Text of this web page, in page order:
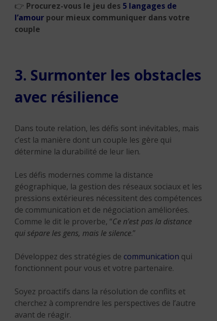
👉 Procurez-vous le jeu des 5 langages de
l’amour pour mieux communiquer dans votre
couple
3. Surmonter les obstacles
avec résilience
Dans toute relation, les défis sont inévitables, mais
c’est la manière dont un couple les gère qui
détermine la durabilité de leur lien.
Les défis modernes comme la distance
géographique, la gestion des réseaux sociaux et les
pressions extérieures nécessitent des compétences
de communication et de négociation améliorées.
Comme le dit le proverbe, “Ce n’est pas la distance
qui sépare les gens, mais le silence.”
Développez des stratégies de communication qui
fonctionnent pour vous et votre partenaire.
Soyez proactifs dans la résolution de conflits et
cherchez à comprendre les perspectives de l’autre
avant de réagir.